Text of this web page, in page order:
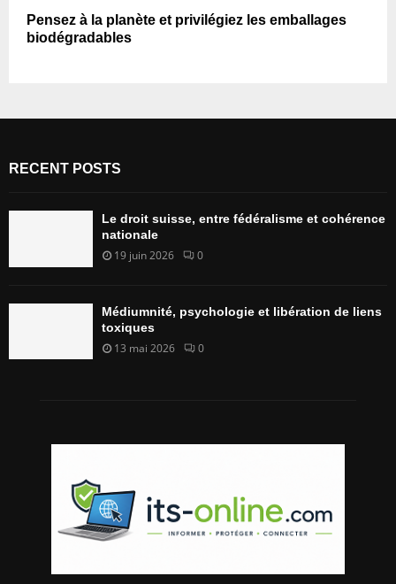
Pensez à la planète et privilégiez les emballages
biodégradables
RECENT POSTS
Le droit suisse, entre fédéralisme et cohérence
nationale
19 juin 2026 0
Médiumnité, psychologie et libération de liens
toxiques
13 mai 2026 0